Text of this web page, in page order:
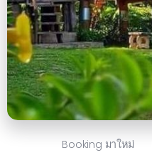
Booking มาใหม่